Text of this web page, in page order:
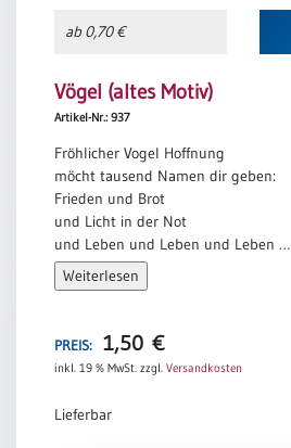
Hefte
Jahreslosung
Restbestände
Bücher
ab 0,70 €
Vögel (altes Motiv)
Artikel-Nr.: 937
Fröhlicher Vogel Hoffnung
möcht tausend Namen dir geben:
Frieden und Brot
und Licht in der Not
und Leben und Leben und Leben …
Kurt Rose
Weiterlesen
PREIS: 1,50 €
inkl. 19 % MwSt. zzgl. Versandkosten
Lieferbar